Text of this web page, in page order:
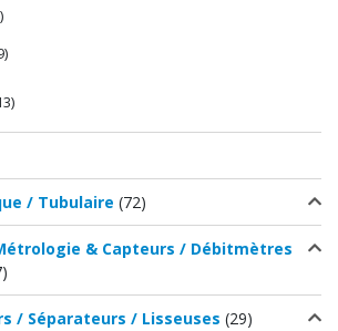
/ Tubulaire (72)
& Capteurs / Débitmètres
/ Séparateurs / Lisseuses (29)